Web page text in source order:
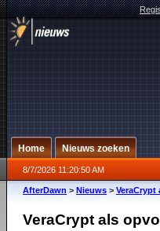
Home Nieuws zoeken
8/7/2026 11:20:50 AM
AfterDawn > Nieuws > VeraCrypt
VeraCrypt als